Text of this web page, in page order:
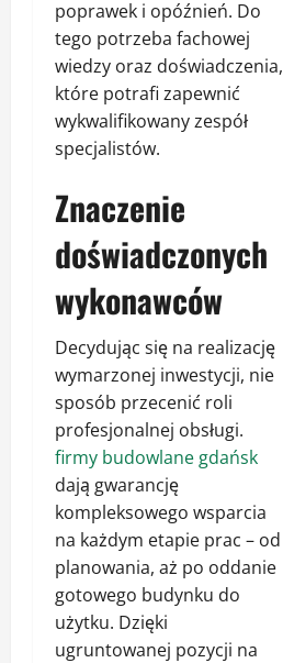
poprawek i opóźnień. Do
tego potrzeba fachowej
wiedzy oraz doświadczenia,
które potrafi zapewnić
wykwalifikowany zespół
specjalistów.
Znaczenie
doświadczonych
wykonawców
Decydując się na realizację
wymarzonej inwestycji, nie
sposób przecenić roli
profesjonalnej obsługi.
firmy budowlane gdańsk
dają gwarancję
kompleksowego wsparcia
na każdym etapie prac – od
planowania, aż po oddanie
gotowego budynku do
użytku. Dzięki
ugruntowanej pozycji na